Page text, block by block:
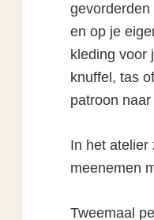
en op je
kleding voor
knuffel, tas
patroon
In het atelier
meenemen
Tweemaal